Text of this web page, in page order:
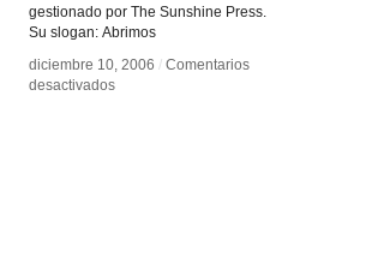
gestionado por The Sunshine Press.
Su slogan: Abrimos
diciembre 10, 2006 / Comentarios
desactivadosen
diciembre 10, 2006 / Comentarios
desactivadosen